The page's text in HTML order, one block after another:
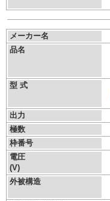
メーカー名
品名
型 式
出力
極数
枠番号
電圧
(V)
外被構造